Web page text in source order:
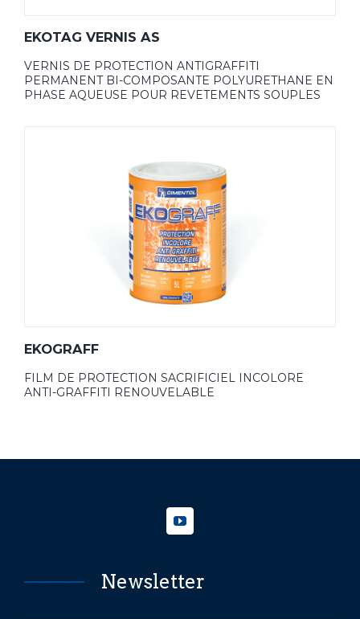
EKOTAG VERNIS AS
VERNIS DE PROTECTION ANTIGRAFFITI
PERMANENT BI-COMPOSANTE POLYURETHANE EN
PHASE AQUEUSE POUR REVETEMENTS SOUPLES
EKOGRAFF
FILM DE PROTECTION SACRIFICIEL INCOLORE
ANTI-GRAFFITI RENOUVELABLE
Newsletter